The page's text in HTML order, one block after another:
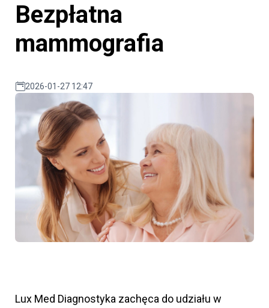
Bezpłatna
mammografia
2026-01-27 12:47
Lux Med Diagnostyka zachęca do udziału w